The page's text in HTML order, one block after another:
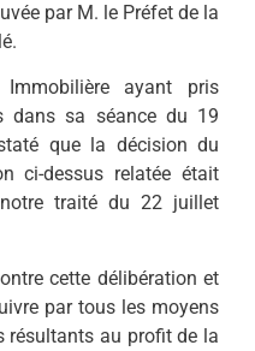
par M. le Préfet de la
ayant pris
dans sa séance du 19
que la décision du
ci-dessus relatée était
traité du 22 juillet
cette délibération et
par tous les moyens
résultants au profit de la